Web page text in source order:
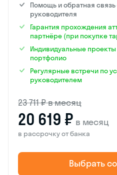
Помощь и обратная связь
руководителя
Гарантия прохождения
партнёре (при покупке
Индивидуальные
портфолио
Регулярные встречи по
руководителем
23 711 ₽ в месяц
20 619 ₽ в месяц
в рассрочку от банка
Выбрать